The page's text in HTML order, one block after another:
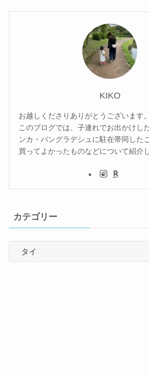
KIKO
お越しくださりありがとうございます。
このブログでは、子連れでお出かけし
ンカ・バングラデシュに駐在帯同した
買ってよかったものなどについて紹介
カテゴリー